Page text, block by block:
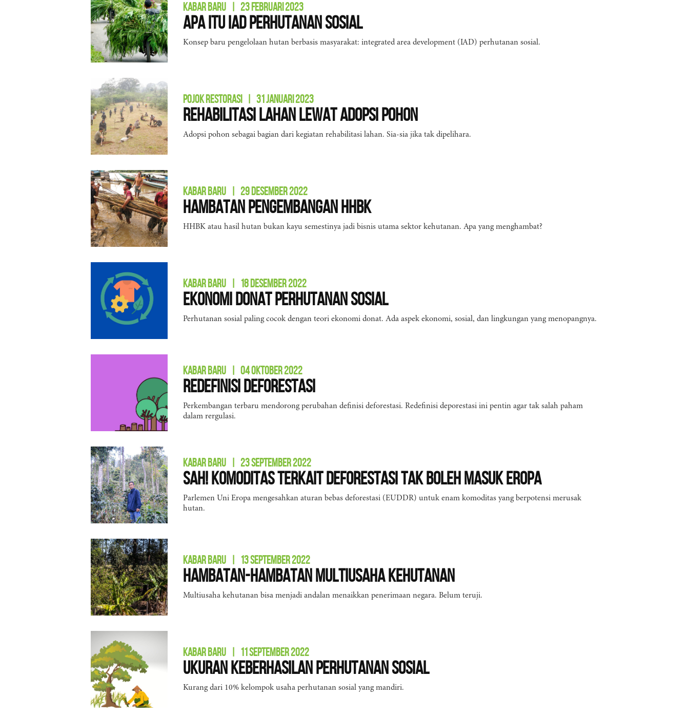
KABAR BARU 23 FEBRUARI 2023
Apa Itu IAD Perhutanan Sosial
Konsep baru pengelolaan hutan berbasis masyarakat: integrated area development (IAD) perhutanan sosial.
POJOK RESTORASI 31 JANUARI 2023
Rehabilitasi Lahan Lewat Adopsi Pohon
Adopsi pohon sebagai bagian dari kegiatan rehabilitasi lahan. Sia-sia jika tak dipelihara.
KABAR BARU 29 DESEMBER 2022
Hambatan Pengembangan HHBK
HHBK atau hasil hutan bukan kayu semestinya jadi bisnis utama sektor kehutanan. Apa yang menghambat?
KABAR BARU 18 DESEMBER 2022
Ekonomi Donat Perhutanan Sosial
Perhutanan sosial paling cocok dengan teori ekonomi donat. Ada aspek ekonomi, sosial, dan lingkungan yang menopangnya.
KABAR BARU 04 OKTOBER 2022
Redefinisi Deforestasi
Perkembangan terbaru mendorong perubahan definisi deforestasi. Redefinisi deporestasi ini pentin agar tak salah paham
dalam rergulasi.
KABAR BARU 23 SEPTEMBER 2022
Sah! Komoditas Terkait Deforestasi Tak Boleh Masuk Eropa
Parlemen Uni Eropa mengesahkan aturan bebas deforestasi (EUDDR) untuk enam komoditas yang berpotensi merusak
hutan.
KABAR BARU 13 SEPTEMBER 2022
Hambatan-hambatan Multiusaha Kehutanan
Multiusaha kehutanan bisa menjadi andalan menaikkan penerimaan negara. Belum teruji.
KABAR BARU 11 SEPTEMBER 2022
Ukuran Keberhasilan Perhutanan Sosial
Kurang dari 10% kelompok usaha perhutanan sosial yang mandiri.